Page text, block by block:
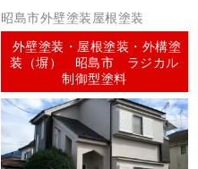
昭島市外壁塗装屋根塗装
外壁塗装・屋根塗装・外構塗
装（塀） 昭島市 ラジカル
制御型塗料